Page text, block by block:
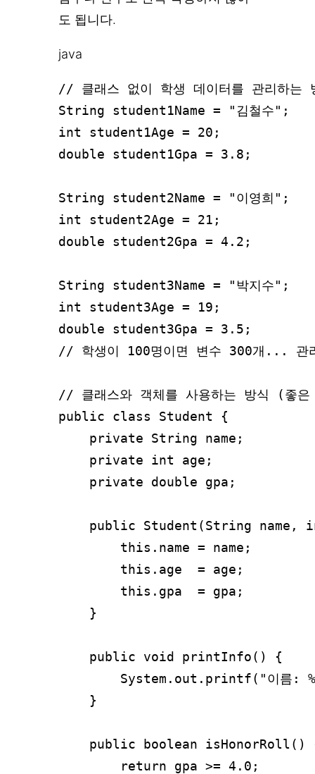
도 됩니다.
java
// 클래스 없이 학생 데이터를 관리하는
String student1Name = "김철수";
int student1Age = 20;
double student1Gpa = 3.8;
String student2Name = "이영희";
int student2Age = 21;
double student2Gpa = 4.2;
String student3Name = "박지수";
int student3Age = 19;
double student3Gpa = 3.5;
// 학생이 100명이면 변수 300개... 관
// 클래스와 객체를 사용하는 방식 (좋
public class Student {
    private String name;
    private int age;
    private double gpa;
public Student(String name,
        this.name = name;
        this.age  = age;
        this.gpa  = gpa;
    }
    public void printInfo() {
System.out.printf("이름:
    }
public boolean isHonorRoll()
        return gpa >= 4.0;